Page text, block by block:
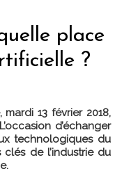
place
?
13 février 2018,
d’échanger
technologiques du
clés de l’industrie du